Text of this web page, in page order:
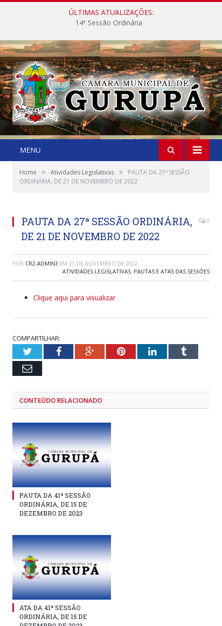
ÚLTIMAS ATUALIZAÇÕES:
14ª Sessão Ordinária
MENU
Home » Atividades Legislativas »
PAUTA DA 27ª SESSÃO
ORDINÁRIA, DE 21 DE NOVEMBRO DE 2022
PAUTA DA 27ª SESSÃO ORDINÁRIA,
DE 21 DE NOVEMBRO DE 2022
0
POR CR2-ADMIN3 EM 21 DE NOVEMBRO DE 2022
ATIVIDADES LEGISLATIVAS, PAUTAS E ATAS DAS SESSÕES
Clique aqui para visualizar
COMPARTILHAR:
TwitterFacebookGoogle+PinterestLinkedInTumblr
Email
CONTEÚDO RELACIONADO
PAUTA DA 41ª SESSÃO
ORDINÁRIA, DE 15 DE
DEZEMBRO DE 2023
ATA DA 41ª SESSÃO
ORDINÁRIA, DE 15 DE